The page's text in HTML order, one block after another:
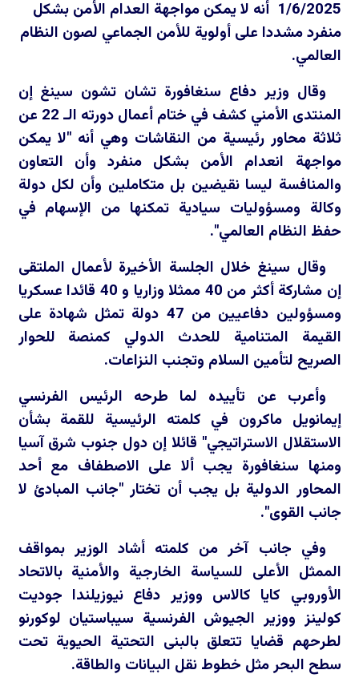
1/6/2025 أنه لا يمكن مواجهة العدام الأمن بشكل
منفرد مشددا على أولوية للأمن الجماعي لصون النظام
العالمي.
وقال وزير دفاع سنغافورة تشان تشون سينغ إن
المنتدى الأمني كشف في ختام أعمال دورته الـ 22 عن
ثلاثة محاور رئيسية من النقاشات وهي أنه "لا يمكن
مواجهة انعدام الأمن بشكل منفرد وأن التعاون
والمنافسة ليسا نقيضين بل متكاملين وأن لكل دولة
وكالة ومسؤوليات سيادية تمكنها من الإسهام في
حفظ النظام العالمي".
وقال سينغ خلال الجلسة الأخيرة لأعمال الملتقى
إن مشاركة أكثر من 40 ممثلا وزاريا و 40 قائدا عسكريا
ومسؤولين دفاعيين من 47 دولة تمثل شهادة على
القيمة المتنامية للحدث الدولي كمنصة للحوار
الصريح لتأمين السلام وتجنب النزاعات.
وأعرب عن تأييده لما طرحه الرئيس الفرنسي
إيمانويل ماكرون في كلمته الرئيسية للقمة بشأن
الاستقلال الاستراتيجي" قائلا إن دول جنوب شرق آسيا
ومنها سنغافورة يجب ألا على الاصطفاف مع أحد
المحاور الدولية بل يجب أن تختار "جانب المبادئ لا
جانب القوى".
وفي جانب آخر من كلمته أشاد الوزير بمواقف
الممثل الأعلى للسياسة الخارجية والأمنية بالاتحاد
الأوروبي كايا كالاس ووزير دفاع نيوزيلندا جوديت
كولينز ووزير الجيوش الفرنسية سيباستيان لوكورنو
لطرحهم قضايا تتعلق بالبنى التحتية الحيوية تحت
سطح البحر مثل خطوط نقل البيانات والطاقة.